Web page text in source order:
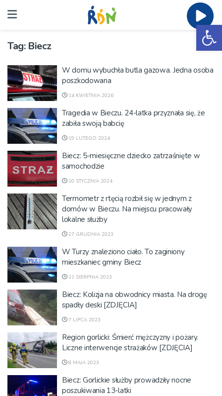
Tag: Biecz
W domu wybuchła butla gazowa. Jedna osoba
poszkodowana
14 KWIETNIA 2026
Tragedia w Bieczu. 24-latka przyznała się, że
zabiła swoją babcię
19 LUTEGO 2024
Biecz: 5-miesięczne dziecko zatrzaśnięte w
samochodzie
10 STYCZNIA 2024
Termometr z rtęcią rozbił się w jednym z
domów w Bieczu. Na miejscu pracowały
lokalne służby
27 GRUDNIA 2023
W Turzy znaleziono ciało. To zaginiony
mieszkaniec gminy Biecz
11 SIERPNIA 2023
Biecz: Kolizja na obwodnicy miasta. Na drogę
spadły deski [ZDJĘCIA]
7 LIPCA 2023
Region gorlicki: Śmierć mężczyzny i pożary.
Liczne interwencje strażaków [ZDJĘCIA]
8 MAJA 2023
Biecz: Gorlickie służby prowadziły nocne
poszukiwania 13-latki